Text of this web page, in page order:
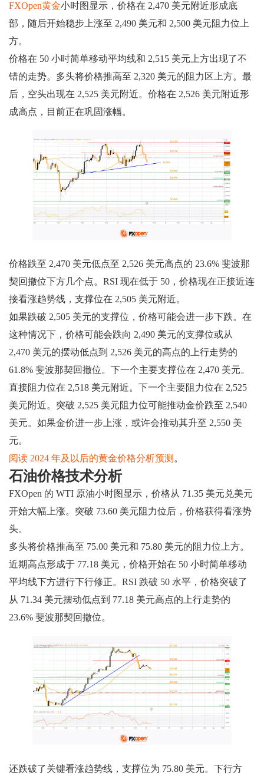
FXOpen黄金小时图显示，价格在 2,470 美元附近形成底
部，随后开始稳步上涨至 2,490 美元和 2,500 美元阻力位上
方。
价格在 50 小时简单移动平均线和 2,515 美元上方出现了不
错的走势。多头将价格推高至 2,320 美元的阻力区上方。最
后，空头出现在 2,525 美元附近。价格在 2,526 美元附近形
成高点，目前正在巩固涨幅。
价格跌至 2,470 美元低点至 2,526 美元高点的 23.6% 斐波那
契回撤位下方几个点。RSI 现在低于 50，价格现在正接近连
接看涨趋势线，支撑位在 2,505 美元附近。
如果跌破 2,505 美元的支撑位，价格可能会进一步下跌。在
这种情况下，价格可能会跌向 2,490 美元的支撑位或从
2,470 美元的摆动低点到 2,526 美元的高点的上行走势的
61.8% 斐波那契回撤位。下一个主要支撑位在 2,470 美元。
直接阻力位在 2,518 美元附近。下一个主要阻力位在 2,525
美元附近。突破 2,525 美元阻力位可能推动金价跌至 2,540
美元。如果金价进一步上涨，或许会推动其升至 2,550 美
元。
阅读 2024 年及以后的黄金价格分析预测 。
石油价格技术分析
FXOpen 的 WTI 原油小时图显示，价格从 71.35 美元兑美元
开始大幅上涨。突破 73.60 美元阻力位后，价格获得看涨势
头。
多头将价格推高至 75.00 美元和 75.80 美元的阻力位上方。
近期高点形成于 77.18 美元，价格开始在 50 小时简单移动
平均线下方进行下行修正。RSI 跌破 50 水平，价格突破了
从 71.34 美元摆动低点到 77.18 美元高点的上行走势的
23.6% 斐波那契回撤位。
还跌破了关键看涨趋势线，支撑位为 75.80 美元。下行方